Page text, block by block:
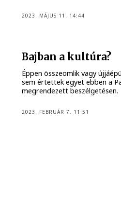
2023. MÁJUS 11. 14:44
Bajban a kultúra?
Éppen összeomlik vagy
sem értettek egyet ebben a
megrendezett beszélgetésen.
2023. FEBRUÁR 7. 11:51